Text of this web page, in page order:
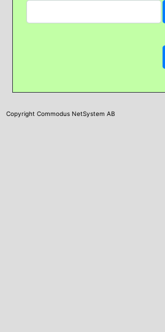
Copyright Commodus NetSystem AB